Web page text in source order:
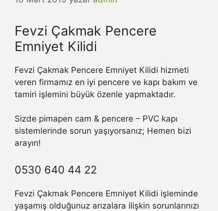
Fevzi Çakmak Pencere
Emniyet Kilidi
Fevzi Çakmak Pencere Emniyet Kilidi hizmeti
veren firmamız en iyi pencere ve kapı bakım ve
tamiri işlemini büyük özenle yapmaktadır.
Sizde pimapen cam & pencere – PVC kapı
sistemlerinde sorun yaşıyorsanız; Hemen bizi
arayın!
0530 640 44 22
Fevzi Çakmak Pencere Emniyet Kilidi işleminde
yaşamış olduğunuz arızalara ilişkin sorunlarınızı